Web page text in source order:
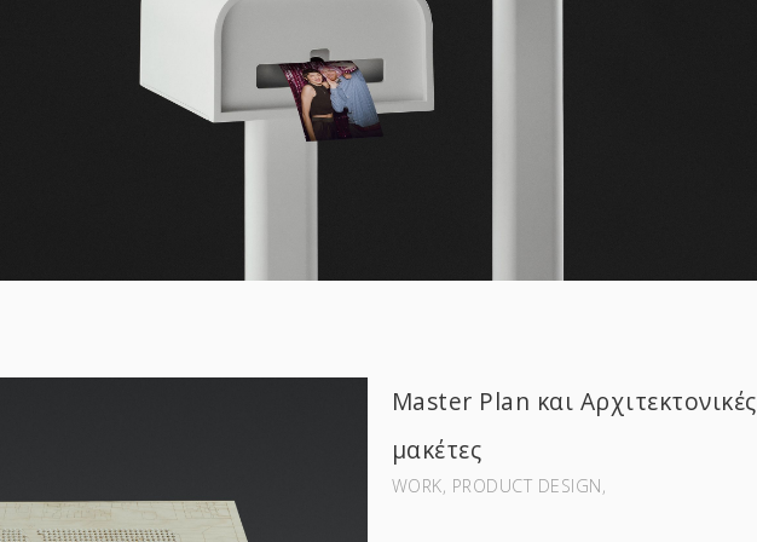
Master Plan και Αρχιτεκτονικές
μακέτες
WORK‚ PRODUCT DESIGN‚